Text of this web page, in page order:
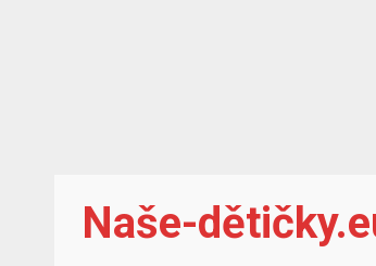
content
Naše-